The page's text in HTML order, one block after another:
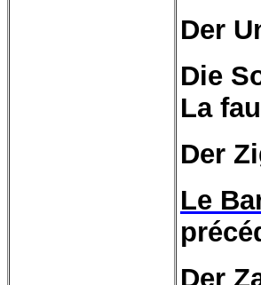
Der
Die
La
Der
Le
Der